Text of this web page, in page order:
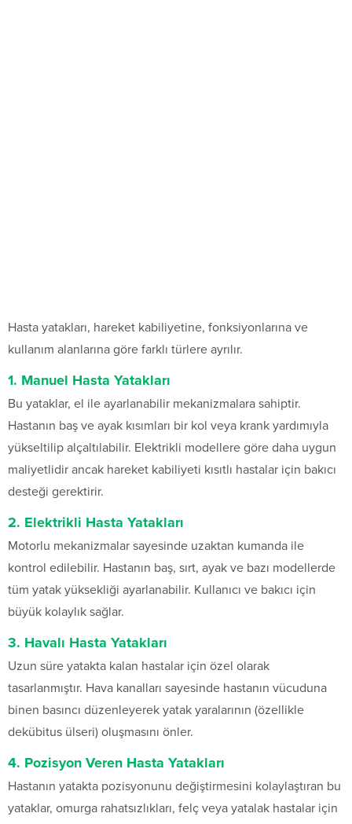
Hasta yatakları, hareket kabiliyetine, fonksiyonlarına ve
kullanım alanlarına göre farklı türlere ayrılır.
1. Manuel Hasta Yatakları
Bu yataklar, el ile ayarlanabilir mekanizmalara sahiptir.
Hastanın baş ve ayak kısımları bir kol veya krank yardımıyla
yükseltilip alçaltılabilir. Elektrikli modellere göre daha uygun
maliyetlidir ancak hareket kabiliyeti kısıtlı hastalar için bakıcı
desteği gerektirir.
2. Elektrikli Hasta Yatakları
Motorlu mekanizmalar sayesinde uzaktan kumanda ile
kontrol edilebilir. Hastanın baş, sırt, ayak ve bazı modellerde
tüm yatak yüksekliği ayarlanabilir. Kullanıcı ve bakıcı için
büyük kolaylık sağlar.
3. Havalı Hasta Yatakları
Uzun süre yatakta kalan hastalar için özel olarak
tasarlanmıştır. Hava kanalları sayesinde hastanın vücuduna
binen basıncı düzenleyerek yatak yaralarının (özellikle
dekübitus ülseri) oluşmasını önler.
4. Pozisyon Veren Hasta Yatakları
Hastanın yatakta pozisyonunu değiştirmesini kolaylaştıran bu
yataklar, omurga rahatsızlıkları, felç veya yatalak hastalar için